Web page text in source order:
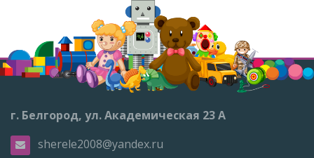
г. Белгород, ул. Академическая 23 А
sherele2008@yandex.ru